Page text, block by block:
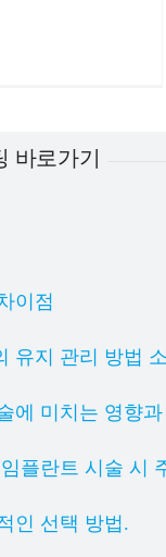
바로가기
이점
유지 관리 방법
에 미치는 영향
플란트 시술 시
인 선택 방법.